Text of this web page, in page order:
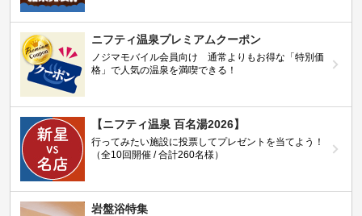
ニフティ温泉プレミアムクーポン
ノジマモバイル会員向け 通常よりもお得な「特別価
格」で人気の温泉を満喫できる！
【ニフティ温泉 百名湯2026】
行ってみたい施設に投票してプレゼントを当てよう！
（全10回開催 / 合計260名様）
岩盤浴特集